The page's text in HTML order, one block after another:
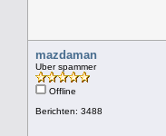
mazdaman
Uber spammer
Offline
Berichten: 3488